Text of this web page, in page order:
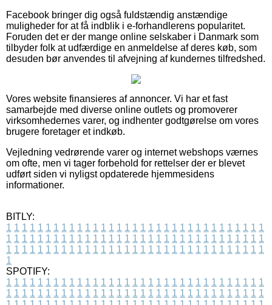
Facebook bringer dig også fuldstændig anstændige
muligheder for at få indblik i e-forhandlerens popularitet.
Foruden det er der mange online selskaber i Danmark som
tilbyder folk at udfærdige en anmeldelse af deres køb, som
desuden bør anvendes til afvejning af kundernes tilfredshed.
Vores website finansieres af annoncer. Vi har et fast
samarbejde med diverse online outlets og promoverer
virksomhedernes varer, og indhenter godtgørelse om vores
brugere foretager et indkøb.
Vejledning vedrørende varer og internet webshops værnes
om ofte, men vi tager forbehold for rettelser der er blevet
udført siden vi nyligst opdaterede hjemmesidens
informationer.
BITLY:
1 1 1 1 1 1 1 1 1 1 1 1 1 1 1 1 1 1 1 1 1 1 1 1 1 1 1 1 1 1 1 1 1
1 1 1 1 1 1 1 1 1 1 1 1 1 1 1 1 1 1 1 1 1 1 1 1 1 1 1 1 1 1 1 1 1
1 1 1 1 1 1 1 1 1 1 1 1 1 1 1 1 1 1 1 1 1 1 1 1 1 1 1 1 1 1 1 1 1
1
SPOTIFY:
1 1 1 1 1 1 1 1 1 1 1 1 1 1 1 1 1 1 1 1 1 1 1 1 1 1 1 1 1 1 1 1 1
1 1 1 1 1 1 1 1 1 1 1 1 1 1 1 1 1 1 1 1 1 1 1 1 1 1 1 1 1 1 1 1 1